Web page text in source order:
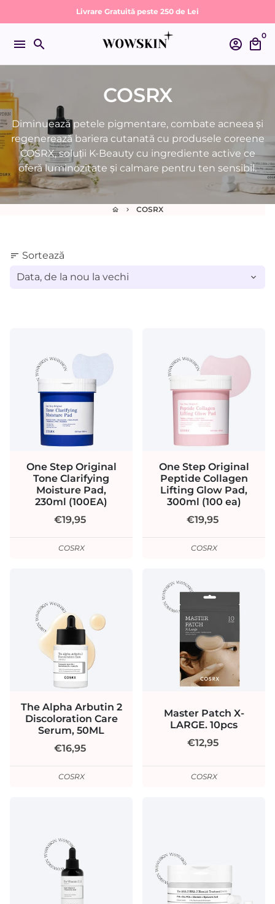
la
conținut
Livrare Gratuită peste 250 de Lei
menu search account_circle local_mall
0
COSRX
Diminuează petele pigmentare, combate acneea și
regenerează bariera cutanată cu produsele coreene
COSRX, soluții K-Beauty cu ingrediente active ce
oferă luminozitate și calmare pentru ten sensibil.
home keyboard_arrow_right COSRX
sort Sortează
One Step Original
Tone Clarifying
Moisture Pad,
230ml (100EA)
€19,95
COSRX
One Step Original
Peptide Collagen
Lifting Glow Pad,
300ml (100 ea)
€19,95
COSRX
The Alpha Arbutin 2
Discoloration Care
Serum, 50ML
€16,95
COSRX
Master Patch X-
LARGE. 10pcs
€12,95
COSRX